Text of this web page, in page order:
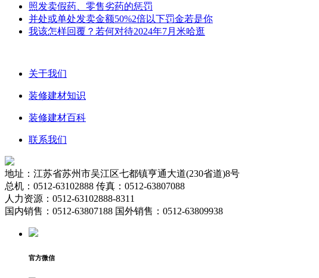
照发卖假药、零售劣药的惩罚
并处或单处发卖金额50%2倍以下罚金若是你
我该怎样回覆？若何对待2024年7月米哈逛
关于我们
装修建材知识
装修建材百科
联系我们
地址：江苏省苏州市吴江区七都镇亨通大道(230省道)8号
总机：0512-63102888 传真：0512-63807088
人力资源：0512-63102888-8311
国内销售：0512-63807188 国外销售：0512-63809938
官方微信